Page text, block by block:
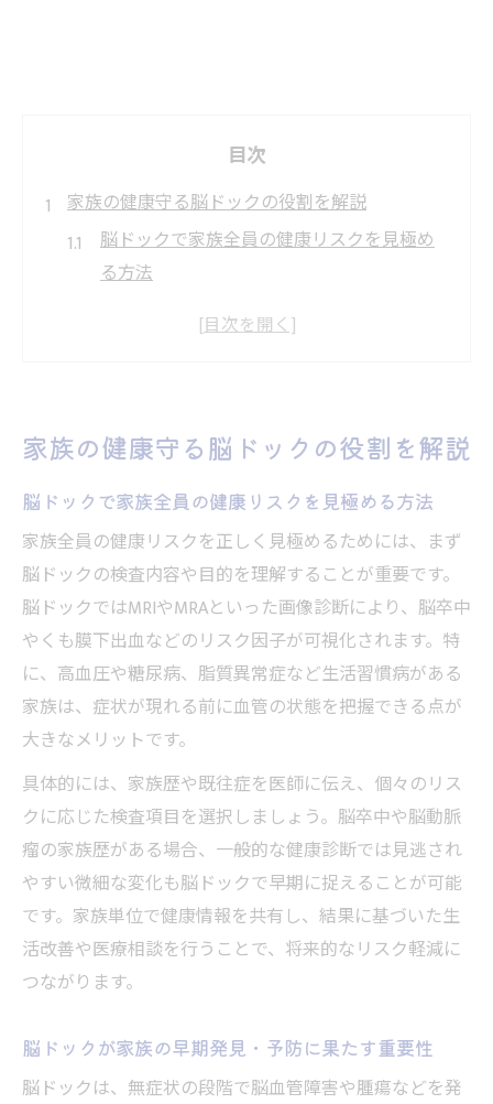
目次
家族の健康守る脳ドックの役割を解説
脳ドックで家族全員の健康リスクを見極め
る方法
脳ドックが家族の早期発見・予防に果たす
脳ドック受診で後悔しない健康管理のポイ
イミング
後悔を防ぐ脳ドック受診の判断軸
脳ドック受診で後悔しないための判断ポイ
ント
脳ドックは受けない方がいいのか知恵袋情
報を整理
脳ドック受診を決めるときの家族歴とリス
ク比較
脳ドックを受けた方がいい人の特徴と選び
方
脳ドックの異常発見率から見る受診の意義
脳ドックと脳検査の違いに注目してみよう
脳ドックと脳検査の違いを家族目線で徹底
脳ドックを選ぶべき理由と脳検査との比較
ポイント
家族の健康守る脳ドックの役割を解説
脳ドックで家族全員の健康リスクを見極める方法
家族全員の健康リスクを正しく見極めるためには、まず
脳ドックの検査内容や目的を理解することが重要です。
脳ドックではMRIやMRAといった画像診断により、脳卒中
やくも膜下出血などのリスク因子が可視化されます。特
に、高血圧や糖尿病、脂質異常症など生活習慣病がある
家族は、症状が現れる前に血管の状態を把握できる点が
大きなメリットです。
具体的には、家族歴や既往症を医師に伝え、個々のリス
クに応じた検査項目を選択しましょう。脳卒中や脳動脈
瘤の家族歴がある場合、一般的な健康診断では見逃され
やすい微細な変化も脳ドックで早期に捉えることが可能
です。家族単位で健康情報を共有し、結果に基づいた生
活改善や医療相談を行うことで、将来的なリスク軽減に
つながります。
脳ドックが家族の早期発見・予防に果たす重要性
脳ドックは、無症状の段階で脳血管障害や腫瘍などを発